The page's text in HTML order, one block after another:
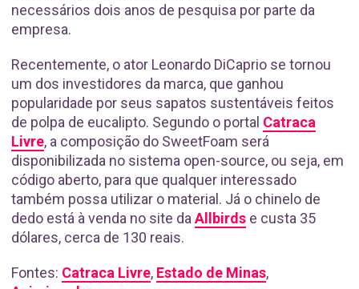
necessários dois anos de pesquisa por parte da
empresa.
Recentemente, o ator Leonardo DiCaprio se tornou
um dos investidores da marca, que ganhou
popularidade por seus sapatos sustentáveis feitos
de polpa de eucalipto. Segundo o portal Catraca
Livre, a composição do SweetFoam será
disponibilizada no sistema open-source, ou seja, em
código aberto, para que qualquer interessado
também possa utilizar o material. Já o chinelo de
dedo está à venda no site da Allbirds e custa 35
dólares, cerca de 130 reais.
Fontes: Catraca Livre, Estado de Minas,